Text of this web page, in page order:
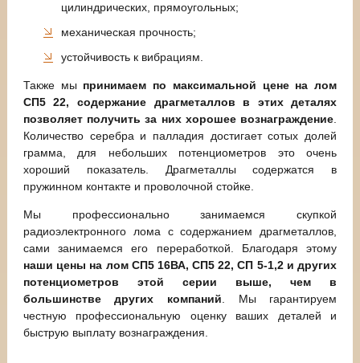
цилиндрических, прямоугольных;
механическая прочность;
устойчивость к вибрациям.
Также мы принимаем по максимальной цене на лом
СП5 22, содержание драгметаллов в этих деталях
позволяет получить за них хорошее вознаграждение
Количество серебра и палладия достигает сотых долей
грамма, для небольших потенциометров это очень
хороший показатель. Драгметаллы содержатся в
пружинном контакте и проволочной стойке.
Мы профессионально занимаемся скупкой
радиоэлектронного лома с содержанием драгметаллов,
сами занимаемся его переработкой. Благодаря этому
наши цены на лом СП5 16ВА, СП5 22, СП 5-1,2 и других
потенциометров этой серии выше, чем в
большинстве других компаний . Мы гарантируем
честную профессиональную оценку ваших деталей и
быструю выплату вознаграждения.